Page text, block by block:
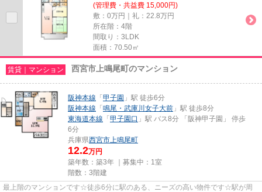
(管理費・共益費 15,000円)
敷：0万円｜礼：22.8万円
所在階：4階
間取り：3LDK
面積：70.50㎡
賃貸｜マンション 西宮市上鳴尾町のマンション
阪神本線 「 甲子園 」駅 徒歩6分
阪神本線 「 鳴尾・武庫川女子大前 」駅 徒歩8分
東海道本線 「 甲子園口 」駅 バス8分 「阪神甲子園」 停歩
6分
兵庫県西宮市上鳴尾町
12.2万円
築年数：築3年 ｜募集中： 1室
階数：3階建
最上階のマンションです☆徒歩6分に駅のある、ニーズの高い物件です☆駅が周